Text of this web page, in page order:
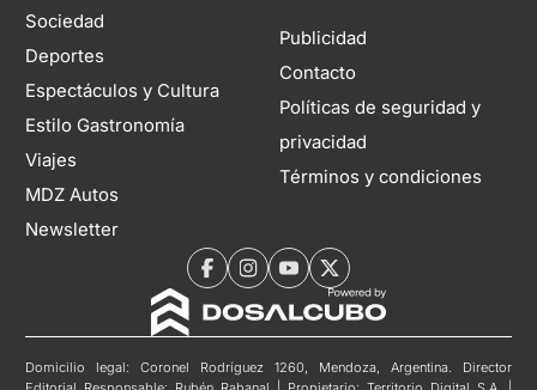
Sociedad
Deportes
Espectáculos y Cultura
Estilo Gastronomía
Viajes
MDZ Autos
Newsletter
Publicidad
Contacto
Políticas de seguridad y
privacidad
Términos y condiciones
Domicilio legal: Coronel Rodríguez 1260, Mendoza, Argentina. Director